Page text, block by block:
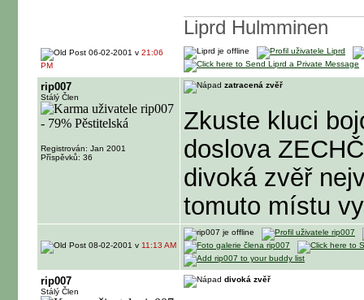
Liprd Hulmminen
06-02-2001 v 21:06
PM
rip007
Stálý Člen
Registrován: Jan 2001
Příspěvků: 36
zatracená zvěř
Zkuste kluci
doslova
divoká zvěř
tomuto místu
08-02-2001 v 11:13 AM
rip007
Stálý Člen
divoká zvěř